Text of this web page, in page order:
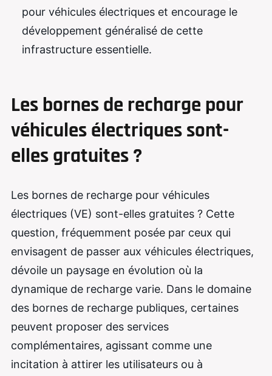
pour véhicules électriques et encourage le
développement généralisé de cette
infrastructure essentielle.
Les bornes de recharge pour
véhicules électriques sont-
elles gratuites ?
Les bornes de recharge pour véhicules
électriques (VE) sont-elles gratuites ? Cette
question, fréquemment posée par ceux qui
envisagent de passer aux véhicules électriques,
dévoile un paysage en évolution où la
dynamique de recharge varie. Dans le domaine
des bornes de recharge publiques, certaines
peuvent proposer des services
complémentaires, agissant comme une
incitation à attirer les utilisateurs ou à